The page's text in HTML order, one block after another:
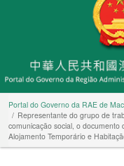
Portal do Governo da RAE de
Representante do grupo de
comunicação social, o
Alojamento Temporário e